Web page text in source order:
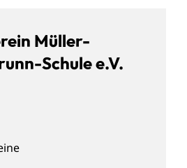
Müller-
Schule e.V.